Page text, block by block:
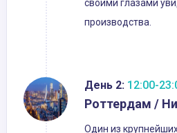
своими глазами
производства.
День 2: 12:00-
Роттердам /
Один из